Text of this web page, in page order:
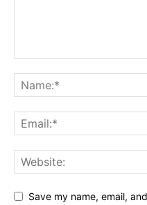
Save my name, email,